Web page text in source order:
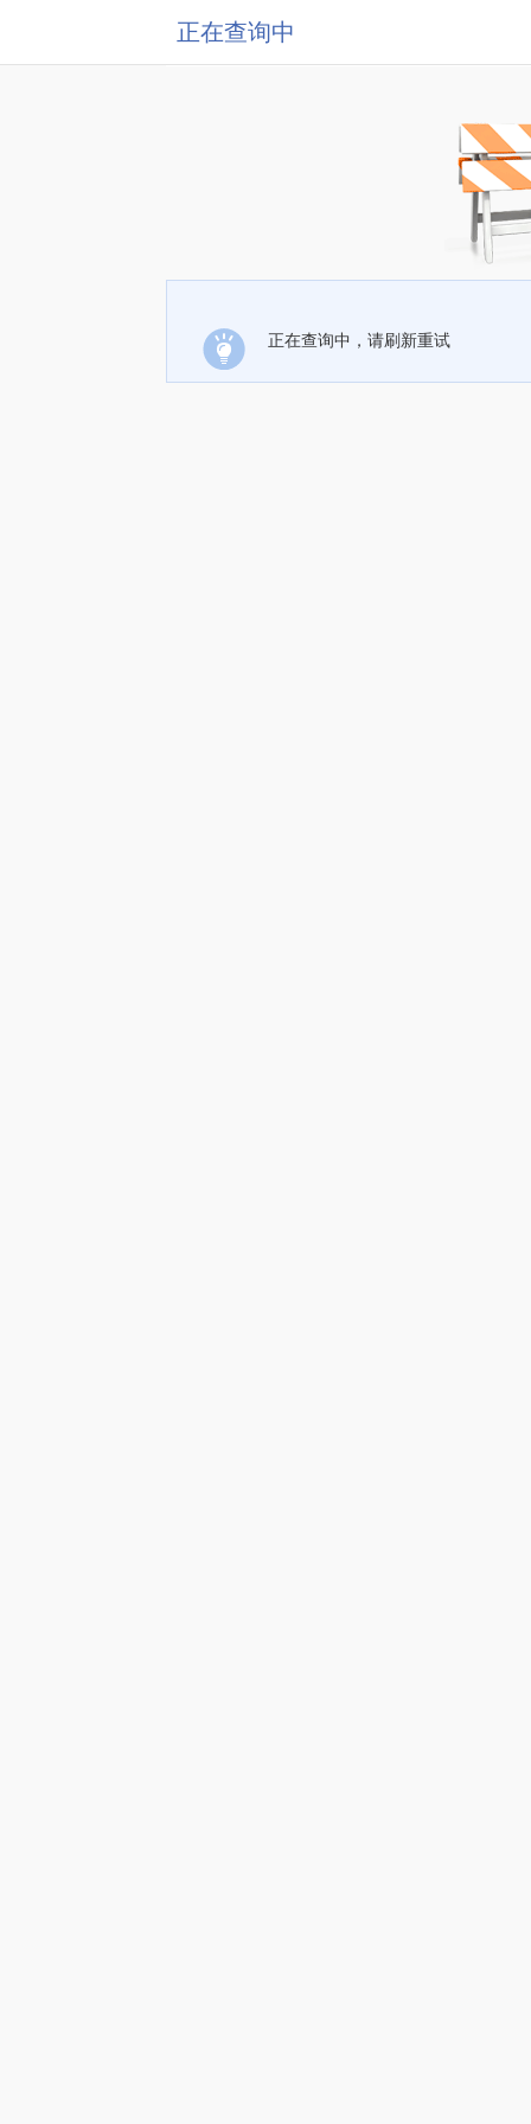
正在查询中
正在查询中，请刷新重试